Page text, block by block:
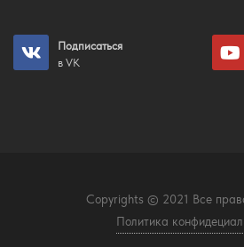
Подписаться
в VK
Copyrights © 2021 Все
Политика